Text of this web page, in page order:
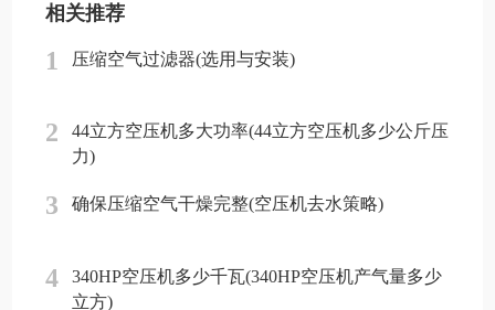
相关推荐
1 压缩空气过滤器(选用与安装)
2
44立方空压机多大功率(44立方空压机多少公斤压
力)
3 确保压缩空气干燥完整(空压机去水策略)
4
340HP空压机多少千瓦(340HP空压机产气量多少
立方)